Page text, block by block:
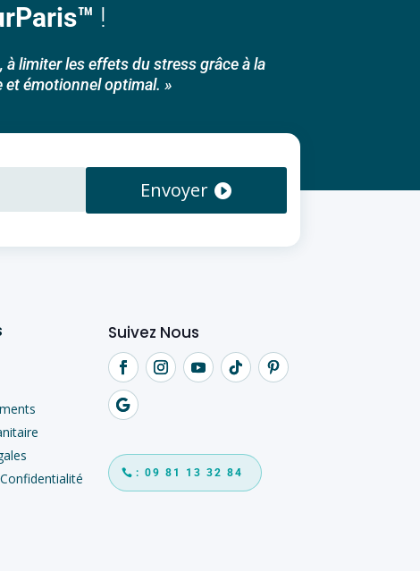
!
limiter les effets du stress grâce à la
et émotionnel optimal. »
Envoyer
Suivez Nous
: 09 81 13 32 84